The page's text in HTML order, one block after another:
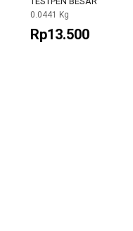
0.0441 Kg
Rp13.500